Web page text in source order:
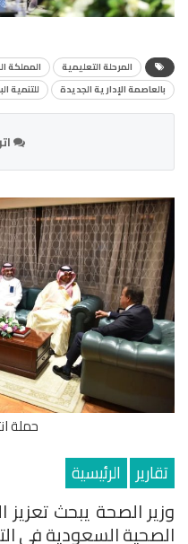
المرحلة التعليمية
المملكة
بالعاصمة الإدارية الجديدة
للتنمية
حملة
تقارير الرئيسية
وزير الصحة يبحث
الصحية السعودية في